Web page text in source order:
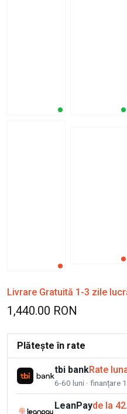
Livrare Gratuită 1-3 zile
1,440.00 RON
Plătește în rate
tbi bankRate
6-60 luni · finanțare
LeanPayde la